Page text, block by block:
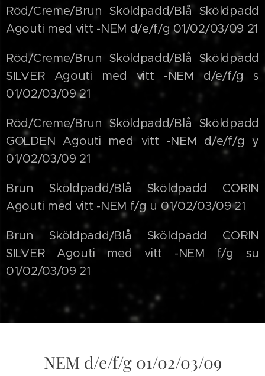
Röd/Creme/Brun Sköldpadd/Blå Sköldpadd
Agouti med vitt -NEM d/e/f/g 01/02/03/09 21
Röd/Creme/Brun Sköldpadd/Blå Sköldpadd
SILVER Agouti med vitt -NEM d/e/f/g s
01/02/03/09 21
Röd/Creme/Brun Sköldpadd/Blå Sköldpadd
GOLDEN Agouti med vitt -NEM d/e/f/g y
01/02/03/09 21
Brun Sköldpadd/Blå Sköldpadd CORIN
Agouti med vitt -NEM f/g u 01/02/03/09 21
Brun Sköldpadd/Blå Sköldpadd CORIN
SILVER Agouti med vitt -NEM f/g su
01/02/03/09 21
NEM d/e/f/g 01/02/03/09